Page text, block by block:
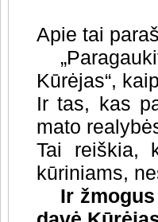
Apie tai
Kūrėjas“,
Ir tas, kas
mato
Tai reiškia,
kūriniams,
Ir